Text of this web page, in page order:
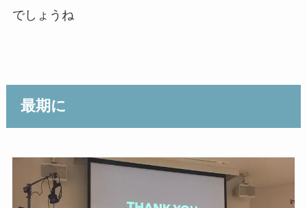
でしょうね
最期に